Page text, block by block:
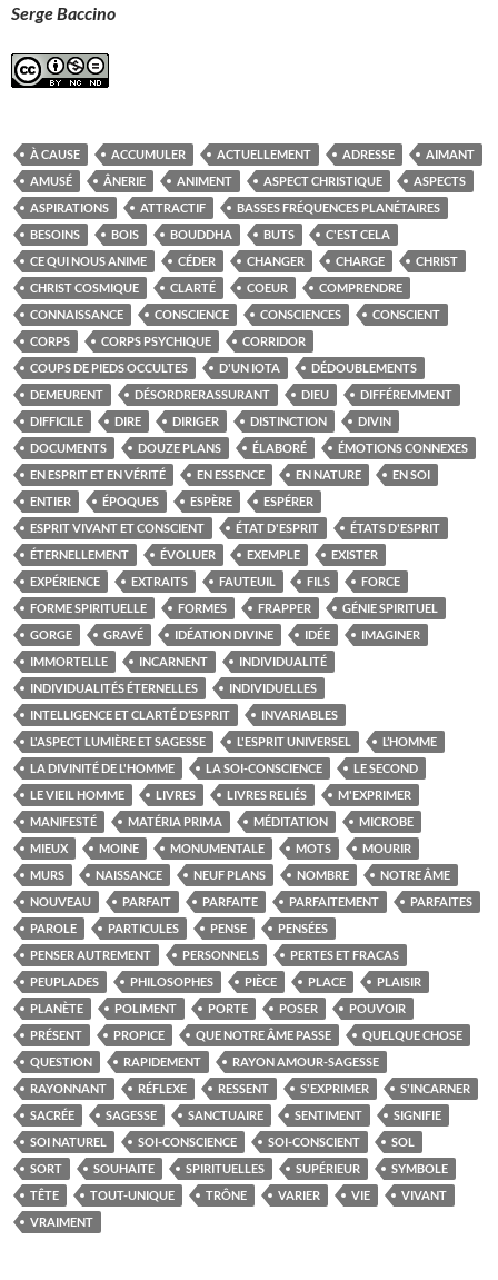
Serge Baccino
À CAUSE ACCUMULER ACTUELLEMENT ADRESSE
AIMANT
AMUSÉ
ÂNERIE ANIMENT ASPECT CHRISTIQUE
ASPECTS
ASPIRATIONS
ATTRACTIF
BASSES FRÉQUENCES PLANÉTAIRES
BESOINS
BOIS BOUDDHA BUTS
C'EST CELA
CE QUI NOUS ANIME
CÉDER CHANGER CHARGE
CHRIST
CHRIST COSMIQUE
CLARTÉ COEUR
COMPRENDRE
CONNAISSANCE
CONSCIENCE CONSCIENCES
CONSCIENT
CORPS
CORPS PSYCHIQUE
CORRIDOR
COUPS DE PIEDS OCCULTES
D'UN IOTA
DÉDOUBLEMENTS
DEMEURENT
DÉSORDRERASSURANT DIEU
DIFFÉREMMENT
DIFFICILE
DIRE DIRIGER DISTINCTION
DIVIN
DOCUMENTS
DOUZE PLANS ÉLABORÉ
ÉMOTIONS CONNEXES
EN ESPRIT ET EN VÉRITÉ
EN ESSENCE EN NATURE
EN SOI
ENTIER
ÉPOQUES ESPÈRE
ESPÉRER
ESPRIT VIVANT ET CONSCIENT
ÉTAT D'ESPRIT
ÉTATS D'ESPRIT
ÉTERNELLEMENT
ÉVOLUER EXEMPLE
EXISTER
EXPÉRIENCE
EXTRAITS FAUTEUIL FILS
FORCE
FORME SPIRITUELLE
FORMES FRAPPER
GÉNIE SPIRITUEL
GORGE
GRAVÉ IDÉATION DIVINE IDÉE
IMAGINER
IMMORTELLE
INCARNENT
INDIVIDUALITÉ
INDIVIDUALITÉS ÉTERNELLES
INDIVIDUELLES
INTELLIGENCE ET CLARTÉ D’ESPRIT
INVARIABLES
L'ASPECT LUMIÈRE ET SAGESSE
L'ESPRIT UNIVERSEL
L’HOMME
LA DIVINITÉ DE L'HOMME
LA SOI-CONSCIENCE
LE SECOND
LE VIEIL HOMME
LIVRES LIVRES RELIÉS
M'EXPRIMER
MANIFESTÉ
MATÉRIA PRIMA MÉDITATION
MICROBE
MIEUX
MOINE MONUMENTALE MOTS
MOURIR
MURS
NAISSANCE NEUF PLANS NOMBRE
NOTRE ÂME
NOUVEAU
PARFAIT PARFAITE PARFAITEMENT
PARFAITES
PAROLE
PARTICULES PENSE
PENSÉES
PENSER AUTREMENT
PERSONNELS
PERTES ET FRACAS
PEUPLADES
PHILOSOPHES PIÈCE PLACE
PLAISIR
PLANÈTE
POLIMENT PORTE POSER
POUVOIR
PRÉSENT
PROPICE QUE NOTRE ÂME PASSE
QUELQUE CHOSE
QUESTION
RAPIDEMENT
RAYON AMOUR-SAGESSE
RAYONNANT
RÉFLEXE RESSENT S'EXPRIMER
S'INCARNER
SACRÉE
SAGESSE SANCTUAIRE SENTIMENT
SIGNIFIE
SOI NATUREL
SOI-CONSCIENCE SOI-CONSCIENT
SOL
SORT
SOUHAITE SPIRITUELLES SUPÉRIEUR
SYMBOLE
TÊTE
TOUT-UNIQUE TRÔNE VARIER VIE
VIVANT
VRAIMENT